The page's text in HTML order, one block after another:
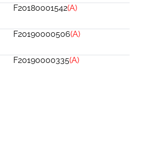
F20180001542(A)
F20190000506(A)
F20190000335(A)